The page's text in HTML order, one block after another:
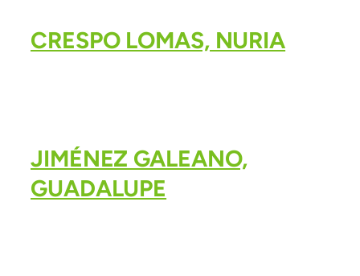
CRESPO LOMAS, NURIA
JIMÉNEZ GALEANO,
GUADALUPE